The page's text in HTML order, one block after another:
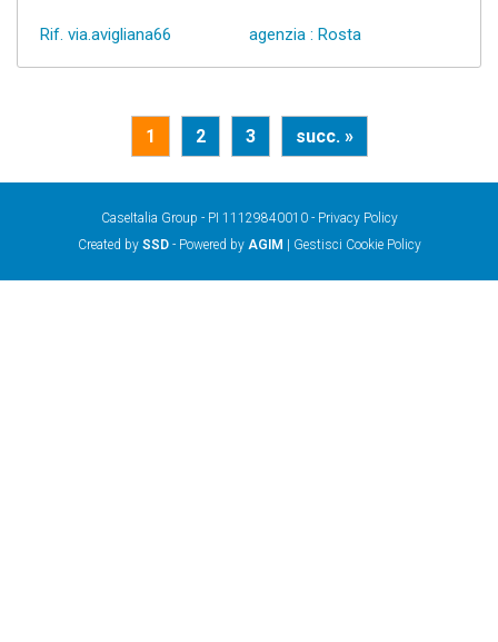
Rif. via.avigliana66 agenzia : Rosta
1 2 3 succ. »
CaseItalia Group - PI 11129840010 - Privacy Policy
Created by SSD- Powered by AGIM Gestisci Cookie Policy